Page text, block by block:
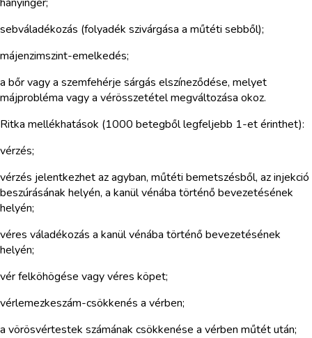
sebváladékozás (folyadék szivárgása a műtéti sebből);
májenzimszint-emelkedés;
a bőr vagy a szemfehérje sárgás elszíneződése, melyet
májprobléma vagy a vérösszetétel megváltozása okoz.
Ritka mellékhatások (1000 betegből legfeljebb 1-et érinthet):
vérzés;
vérzés jelentkezhet az agyban, műtéti bemetszésből, az injekció
beszúrásának helyén, a kanül vénába történő bevezetésének
helyén;
véres váladékozás a kanül vénába történő bevezetésének
helyén;
vér felköhögése vagy véres köpet;
vérlemezkeszám-csökkenés a vérben;
a vörösvértestek számának csökkenése a vérben műtét után;